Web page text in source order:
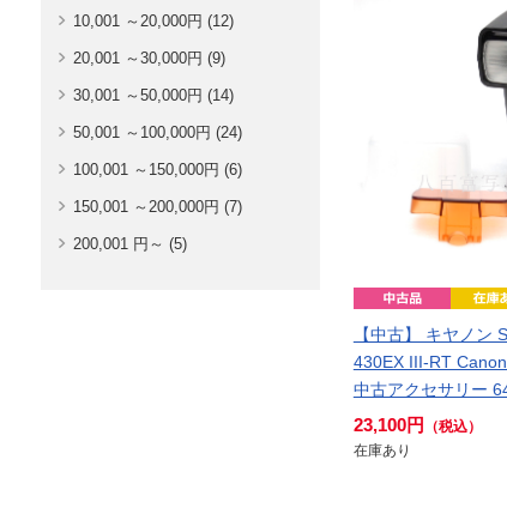
【中古】 キヤノン
430EX III-RT
中古アクセサリー
23,100円
（税込）
在庫あり
10,001 ～20,000円 (12)
20,001 ～30,000円 (9)
30,001 ～50,000円 (14)
50,001 ～100,000円 (24)
100,001 ～150,000円 (6)
150,001 ～200,000円 (7)
200,001 円～ (5)